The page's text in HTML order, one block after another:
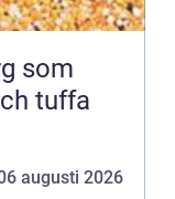
som
tuffa
augusti 2026